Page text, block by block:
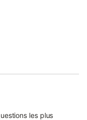
les plus